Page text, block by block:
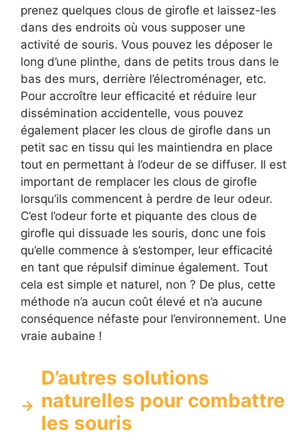
prenez quelques clous de girofle et laissez-les
dans des endroits où vous supposer une
activité de souris. Vous pouvez les déposer le
long d’une plinthe, dans de petits trous dans le
bas des murs, derrière l’électroménager, etc.
Pour accroître leur efficacité et réduire leur
dissémination accidentelle, vous pouvez
également placer les clous de girofle dans un
petit sac en tissu qui les maintiendra en place
tout en permettant à l’odeur de se diffuser. Il est
important de remplacer les clous de girofle
lorsqu’ils commencent à perdre de leur odeur.
C’est l’odeur forte et piquante des clous de
girofle qui dissuade les souris, donc une fois
qu’elle commence à s’estomper, leur efficacité
en tant que répulsif diminue également. Tout
cela est simple et naturel, non ? De plus, cette
méthode n’a aucun coût élevé et n’a aucune
conséquence néfaste pour l’environnement. Une
vraie aubaine !
D’autres solutions
naturelles pour combattre
les souris